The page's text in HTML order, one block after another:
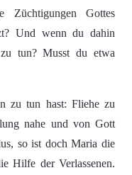
Gottes
Und wenn du dahin
tun? Musst du etwa
zu tun hast: Fliehe zu
nahe und von Gott
so ist doch Maria die
Hilfe der Verlassenen.